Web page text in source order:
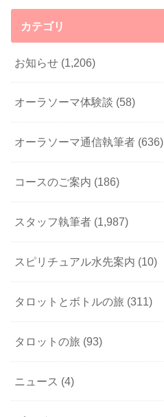
カテゴリ
お知らせ (1,206)
オーラソーマ体験談 (58)
オーラソーマ通信執筆者 (636)
コースのご案内 (186)
スタッフ執筆者 (1,987)
スピリチュアル水先案内 (10)
タロットとボトルの旅 (311)
タロットの旅 (93)
ニュース (4)